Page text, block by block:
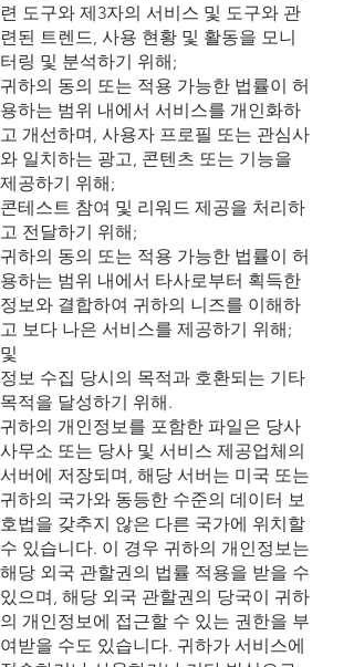
련 도구와 제3자의 서비스 및 도구와 관
련된 트렌드, 사용 현황 및 활동을 모니
터링 및 분석하기 위해;
귀하의 동의 또는 적용 가능한 법률이 허
용하는 범위 내에서 서비스를 개인화하
고 개선하며, 사용자 프로필 또는 관심사
와 일치하는 광고, 콘텐츠 또는 기능을
제공하기 위해;
콘테스트 참여 및 리워드 제공을 처리하
고 전달하기 위해;
귀하의 동의 또는 적용 가능한 법률이 허
용하는 범위 내에서 타사로부터 획득한
정보와 결합하여 귀하의 니즈를 이해하
고 보다 나은 서비스를 제공하기 위해;
및
정보 수집 당시의 목적과 호환되는 기타
목적을 달성하기 위해.
귀하의 개인정보를 포함한 파일은 당사
사무소 또는 당사 및 서비스 제공업체의
서버에 저장되며, 해당 서버는 미국 또는
귀하의 국가와 동등한 수준의 데이터 보
호법을 갖추지 않은 다른 국가에 위치할
수 있습니다. 이 경우 귀하의 개인정보는
해당 외국 관할권의 법률 적용을 받을 수
있으며, 해당 외국 관할권의 당국이 귀하
의 개인정보에 접근할 수 있는 권한을 부
여받을 수도 있습니다. 귀하가 서비스에